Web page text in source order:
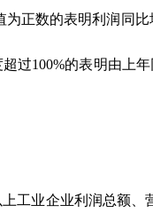
为正数的表明利润同
过100%的表明由上
业企业利润总额、